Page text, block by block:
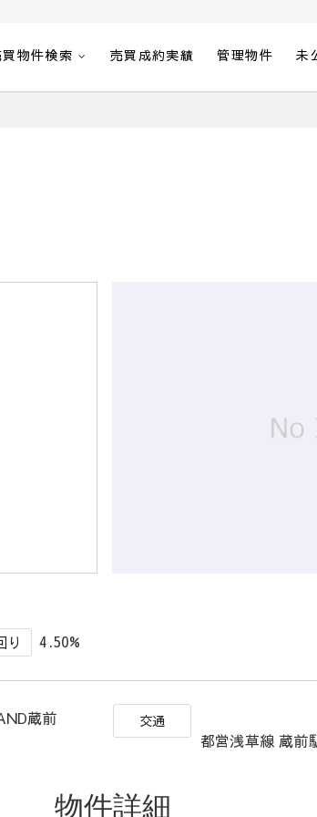
物件検索 売買成約実績 管理物件 未
り 4.50%
蔵前 交通
都営浅草線 蔵前
物件詳細